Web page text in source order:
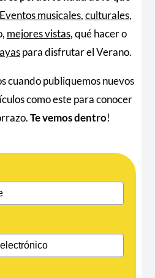
Eventos musicales,culturales,
mejores vistas, qué hacer o
para disfrutar el Verano.
cuando publiquemos nuevos
como este para conocer
Te vemos dentro!